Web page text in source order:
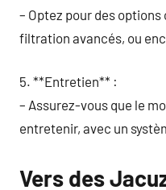
– Optez pour des
filtration avancés, ou
5. **Entretien** :
– Assurez-vous que le
entretenir, avec un
Vers des